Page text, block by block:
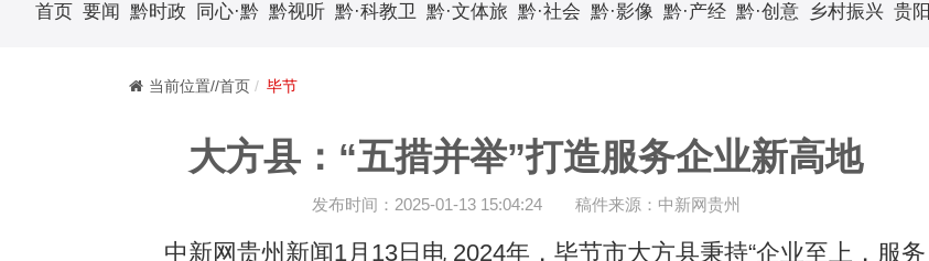
首页 要闻 黔时政 同心·黔 黔视听 黔·科教卫 黔·文体旅 黔·社会 黔·影像 黔·产经 黔·创意 乡村振兴 贵阳
当前位置//首页 毕节
大方县：“五措并举”打造服务企业新高地
发布时间：2025-01-13 15:04:24 稿件来源：中新网贵州
中新网贵州新闻1月13日电 2024年，毕节市大方县秉持“企业至上，服务